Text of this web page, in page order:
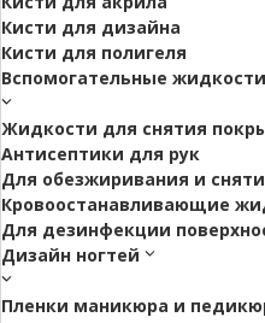
Кисти для дизайна
Кисти для полигеля
Вспомогательные жидкости
Жидкости для снятия
Антисептики для рук
Для обезжиривания и
Кровоостанавливающие
Для дезинфекции
Дизайн ногтей
Пленки маникюра и